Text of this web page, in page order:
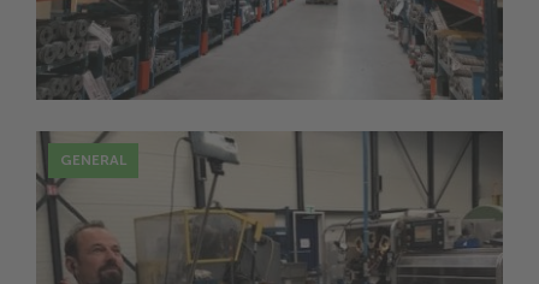
Alcomex Springs-Pol accroit sa
production
GENERAL